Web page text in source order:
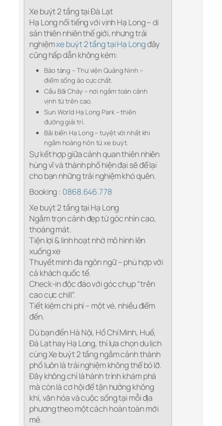
Xe buýt 2 tầng tại Đà Lạt
Hạ Long nổi tiếng với vịnh Hạ Long – di
sản thiên nhiên thế giới, nhưng trải
nghiệmxe buýt 2 tầng tại Hạ Longđây
cũng hấp dẫn không kém:
Bảo tàng – Thư viện Quảng Ninh –
điểm sống ảo cực chất.
Cầu Bãi Cháy – nơi ngắm toàn cảnh
vịnh từ trên cao.
Sun World Hạ Long Park – thiên
đường giải trí.
Bãi biển Hạ Long – tuyệt vời nhất khi
ngắm hoàng hôn từ xe buýt.
Sự kết hợp giữa cảnh quan thiên nhiên
hùng vĩ và thành phố hiện đại sẽ để lại
cho bạn những trải nghiệm khó quên.
Booking : 0868.646.778
Xe buýt 2 tầng tại Hạ Long
Ngắm trọn cảnh đẹp từ góc nhìn cao,
thoáng mát.
Tiện lợi & linh hoạt nhờ mô hình lên
xuống xe
Thuyết minh đa ngôn ngữ – phù hợp với
cả khách quốc tế.
Check-in độc đáo với góc chụp “trên
cao cực chill”.
Tiết kiệm chi phí – một vé, nhiều điểm
đến.
Dù bạn đến Hà Nội, Hồ Chí Minh, Huế,
Đà Lạt hay Hạ Long, thì lựa chọn du lịch
cùng Xe buýt 2 tầng ngắm cảnh thành
phố luôn là trải nghiệm không thể bỏ lỡ.
Đây không chỉ là hành trình khám phá
mà còn là cơ hội để tận hưởng không
khí, văn hóa và cuộc sống tại mỗi địa
phương theo một cách hoàn toàn mới
mẻ.